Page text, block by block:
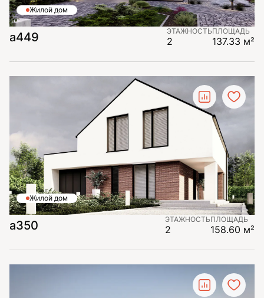
Жилой дом
а449 ЭТАЖНОСТЬ
2
ПЛОЩАДЬ
137.33 м²
Жилой дом
а350 ЭТАЖНОСТЬ
2
ПЛОЩАДЬ
158.60 м²